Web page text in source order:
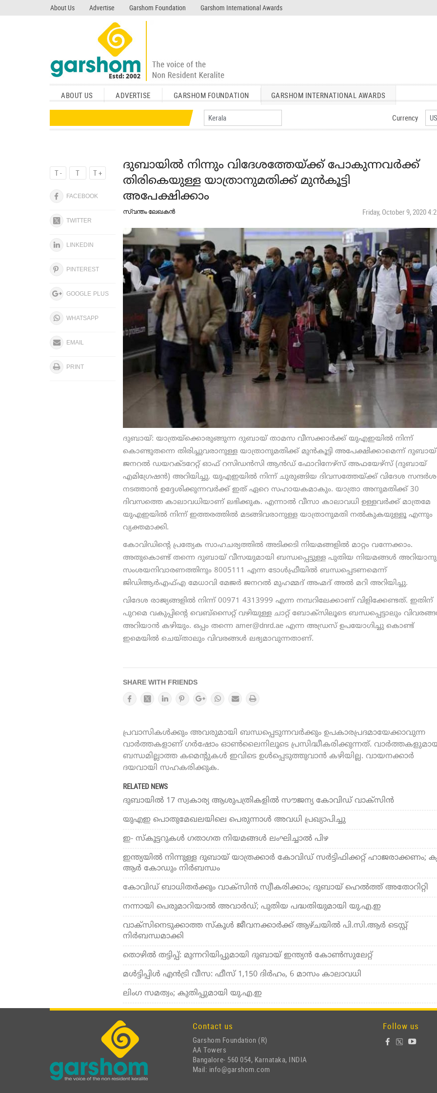
About Us Advertise Garshom Foundation Garshom International Awards
garshom.com
ABOUT US ADVERTISE GARSHOM FOUNDATION GARSHOM INTERNATIONAL AWARDS
Currency
T - T T +
FACEBOOK
TWITTER
LINKEDIN
PINTEREST
GOOGLE PLUS
WHATSAPP
EMAIL
PRINT
ദുബായില്‍ നിന്നും വിദേശത്തേയ്ക്ക് പോകുന്നവര്‍ക്ക്
തിരികെയുള്ള യാത്രാനുമതിക്ക് മുന്‍കൂട്ടി
അപേക്ഷിക്കാം
സ്വന്തം ലേഖകന്‍ Friday, October 9, 2020
ദുബായ്: യാത്രയ്‌ക്കൊരുങ്ങുന്ന ദുബായ് താമസ വീസക്കാര്‍ക്ക് യുഎഇയില്‍ നിന്ന്
കൊണ്ടുതന്നെ തിരിച്ചുവരാനുള്ള യാത്രാനുമതിക്ക് മുന്‍കൂട്ടി അപേക്ഷിക്കാമെന്ന് ദുബായ്
ജനറല്‍ ഡയറക്ടറേറ്റ് ഓഫ് റസിഡന്‍സി ആന്‍ഡ് ഫോറിനേഴ്‌സ് അഫയേഴ്‌സ് (ദുബായ്
എമിഗ്രേഷന്‍) അറിയിച്ചു. യുഎഇയില്‍ നിന്ന് ചുരുങ്ങിയ ദിവസത്തേയ്ക്ക് വിദേശ
നടത്താന്‍ ഉദ്ദേശിക്കുന്നവര്‍ക്ക് ഇത് ഏറെ സഹായകമാകും. യാത്രാ അനുമതിക്ക് 30
ദിവസത്തെ കാലാവധിയാണ് ലഭിക്കുക. എന്നാല്‍ വീസാ കാലാവധി ഉള്ളവര്‍ക്ക് മാത്രമേ
യുഎഇയില്‍ നിന്ന് ഇത്തരത്തില്‍ മടങ്ങിവരാനുള്ള യാത്രാനുമതി നല്‍കുകയുള്ളൂ എന്നും
വ്യക്തമാക്കി.
കോവിഡിന്റെ പ്രത്യേക സാഹചര്യത്തില്‍ അടിക്കടി നിയമങ്ങളില്‍ മാറ്റം വന്നേക്കാം.
അതുകൊണ്ട് തന്നെ ദുബായ് വീസയുമായി ബന്ധപ്പെട്ടുള്ള പുതിയ നിയമങ്ങള്‍
സംശയനിവാരണത്തിനും 8005111 എന്ന ടോള്‍ഫ്രീയില്‍ ബന്ധപ്പെടണമെന്ന്
ജിഡിആര്‍എഫ്എ മേധാവി മേജര്‍ ജനറല്‍ മുഹമ്മദ് അഹ്മദ് അല്‍ മറി അറിയിച്ചു.
വിദേശ രാജ്യങ്ങളില്‍ നിന്ന് 00971 4313999 എന്ന നമ്പറിലേക്കാണ് വിളിക്കേണ്ടത്. ഇതിന്
പുറമെ വകുപ്പിന്റെ വെബ്‌സൈറ്റ് വഴിയുള്ള ചാറ്റ് ബോക്‌സിലൂടെ ബന്ധപ്പെട്ടാലും
അറിയാന്‍ കഴിയും. ഒപ്പം തന്നെ amer@dnrd.ae എന്ന അഡ്രസ് ഉപയോഗിച്ചു കൊണ്ട്
ഇമെയില്‍ ചെയ്താലും വിവരങ്ങള്‍ ലഭ്യമാവുന്നതാണ്.
SHARE WITH FRIENDS
പ്രവാസികൾക്കും അവരുമായി ബന്ധപ്പെടുന്നവർക്കും ഉപകാരപ്രദമായേക്കാവുന്ന
വാർത്തകളാണ് ഗർഷോം ഓൺലൈനിലൂടെ പ്രസിദ്ധീകരിക്കുന്നത്.
ബന്ധമില്ലാത്ത കമെന്റുകൾ ഇവിടെ ഉൾപ്പെടുത്തുവാൻ കഴിയില്ല. വായനക്കാർ
ദയവായി സഹകരിക്കുക.
RELATED NEWS
ദുബായില്‍ 17 സ്വകാര്യ ആശുപത്രികളില്‍ സൗജന്യ കോവിഡ് വാക്‌സിന്‍
യുഎഇ പൊതുമേഖലയിലെ പെരുന്നാള്‍ അവധി പ്രഖ്യാപിച്ചു
ഇ- സ്‌കൂട്ടറുകള്‍ ഗതാഗത നിയമങ്ങള്‍ ലംഘിച്ചാല്‍ പിഴ
ഇന്ത്യയില്‍ നിന്നുള്ള ദുബായ് യാത്രക്കാര്‍ കോവിഡ് സര്‍ട്ടിഫിക്കറ്റ് ഹാജരാക്കണം;
ആര്‍ കോഡും നിര്‍ബന്ധം
കോവിഡ് ബാധിതര്‍ക്കും വാക്‌സിന്‍ സ്വീകരിക്കാം; ദുബായ് ഹെല്‍ത്ത് അതോറിറ്റി
നന്നായി പെരുമാറിയാല്‍ അവാര്‍ഡ്; പുതിയ പദ്ധതിയുമായി യു.എ.ഇ
വാക്‌സിനെടുക്കാത്ത സ്‌കൂള്‍ ജീവനക്കാര്‍ക്ക് ആഴ്ചയില്‍ പി.സി.ആര്‍ ടെസ്റ്റ്
നിര്‍ബന്ധമാക്കി
തൊഴില്‍ തട്ടിപ്പ്: മുന്നറിയിപ്പുമായി ദുബായ് ഇന്ത്യന്‍ കോണ്‍സുലേറ്റ്
മള്‍ട്ടിപ്പിള്‍ എന്‍ട്രി വീസ: ഫീസ് 1,150 ദിര്‍ഹം, 6 മാസം കാലാവധി
ലിംഗ സമത്വം; കുതിപ്പുമായി യു.എ.ഇ
Contact us
Garshom Foundation (R)
AA Towers
Bangalore- 560 054, Karnataka, INDIA
Mail: info@garshom.com
Follow us